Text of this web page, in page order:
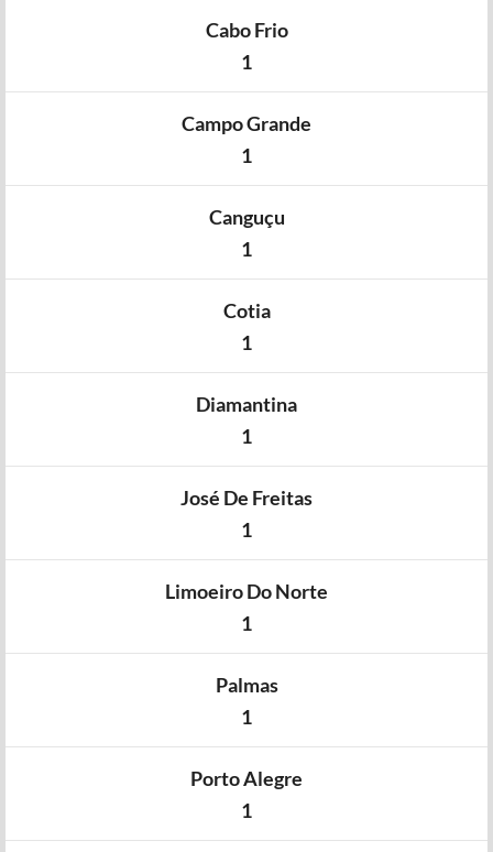
Cabo Frio
1
Campo Grande
1
Canguçu
1
Cotia
1
Diamantina
1
José De Freitas
1
Limoeiro Do Norte
1
Palmas
1
Porto Alegre
1